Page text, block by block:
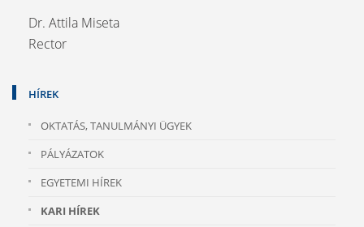
Dr. Attila Miseta
Rector
HÍREK
OKTATÁS, TANULMÁNYI ÜGYEK
PÁLYÁZATOK
EGYETEMI HÍREK
KARI HÍREK